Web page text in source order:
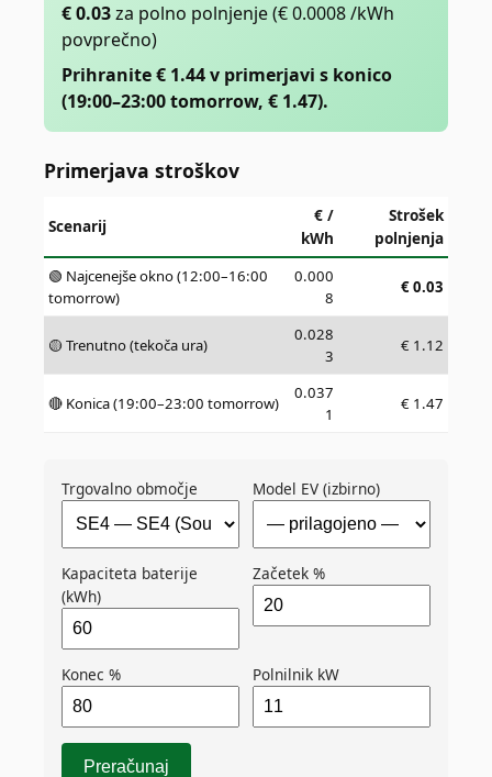
€0.03za polno polnjenje(€ 0.0008 /kWh
povprečno)
Prihranite € 1.44 v primerjavi s konico
(19:00–23:00 tomorrow, € 1.47).
Primerjava stroškov
Scenarij
€ /
kWh
Strošek
polnjenja
🟢 Najcenejše okno (12:00–16:00
tomorrow)
0.000
8
€0.03
🟡 Trenutno (tekoča ura)
0.028
3
€ 1.12
🔴 Konica (19:00–23:00 tomorrow)
0.037
1
€ 1.47
Trgovalno območje Model EV (izbirno)
Kapaciteta baterije
(kWh)
Začetek %
Konec % Polnilnik kW
Preračunaj